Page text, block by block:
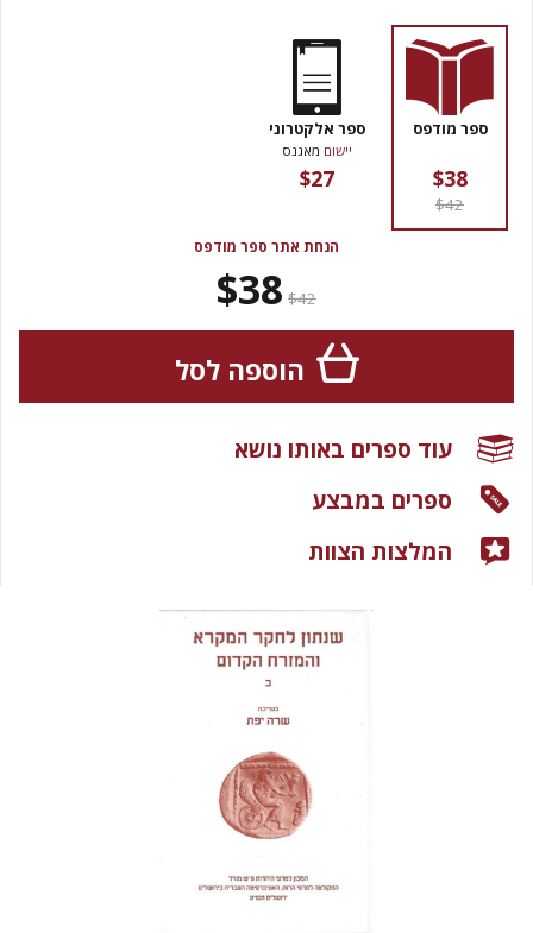
ספר מודפס
$38
$42
ספר אלקטרוני
יישום מאגנס
$27
הנחת אתר ספר מודפס
$42
$38
הוספה לסל
עוד ספרים באותו נושא
ספרים במבצע
המלצות הצוות